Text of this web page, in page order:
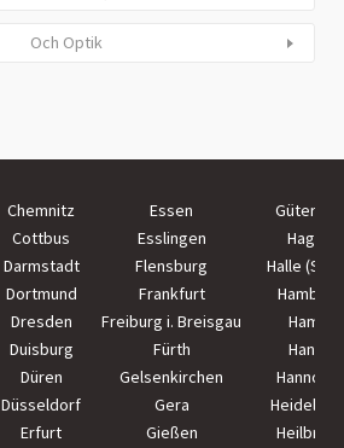
Och Optik
Chemnitz Essen
Cottbus Esslingen
Hagen
Darmstadt Flensburg
Halle
Dortmund Frankfurt
Hamburg
Dresden Freiburg i. Breisgau
Hamm
Duisburg Fürth
Hanau
Düren Gelsenkirchen
Hannover
Düsseldorf Gera
Erfurt Gießen
Heilbronn